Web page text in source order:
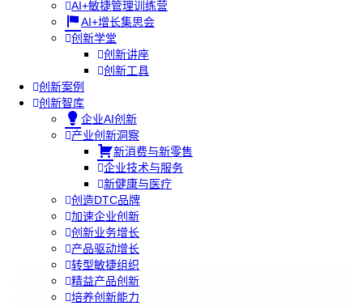
AI+敏捷管理训练营
AI+增长集思会
创新学堂
创新讲座
创新工具
创新案例
创新智库
企业AI创新
产业创新洞察
新消费与新零售
企业技术与服务
新健康与医疗
创造DTC品牌
加速企业创新
创新业务增长
产品驱动增长
转型敏捷组织
精益产品创新
培养创新能力